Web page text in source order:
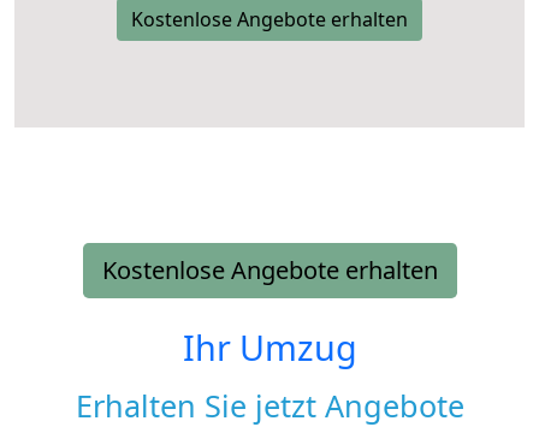
Kostenlose Angebote erhalten
Kostenlose Angebote erhalten
Ihr Umzug
Erhalten Sie jetzt Angebote